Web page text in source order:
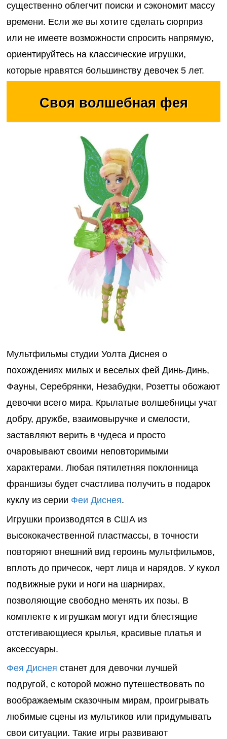
Птицы
Фермерские
существенно облегчит поиски и сэкономит массу
времени. Если же вы хотите сделать сюрприз
или не имеете возможности спросить напрямую,
ориентируйтесь на классические игрушки,
которые нравятся большинству девочек 5 лет.
Своя волшебная фея
Мультфильмы студии Уолта Диснея о
похождениях милых и веселых фей Динь-Динь,
Фауны, Серебрянки, Незабудки, Розетты обожают
девочки всего мира. Крылатые волшебницы учат
добру, дружбе, взаимовыручке и смелости,
заставляют верить в чудеса и просто
очаровывают своими неповторимыми
характерами. Любая пятилетняя поклонница
франшизы будет счастлива получить в подарок
куклу из серии Феи Диснея.
Игрушки производятся в США из
высококачественной пластмассы, в точности
повторяют внешний вид героинь мультфильмов,
вплоть до причесок, черт лица и нарядов. У кукол
подвижные руки и ноги на шарнирах,
позволяющие свободно менять их позы. В
комплекте к игрушкам могут идти блестящие
отстегивающиеся крылья, красивые платья и
аксессуары.
Фея Диснея станет для девочки лучшей
подругой, с которой можно путешествовать по
воображаемым сказочным мирам, проигрывать
любимые сцены из мультиков или придумывать
свои ситуации. Такие игры развивают